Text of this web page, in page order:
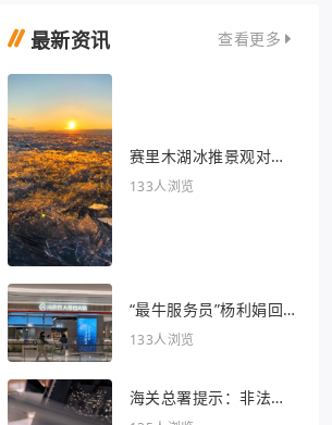
最新资讯 查看更多
赛里木湖冰推景观对我
眼睛很好
133人浏览
“最牛服务员”杨利娟回
归海底捞
133人浏览
海关总署提示：非法引
入异宠将被处罚